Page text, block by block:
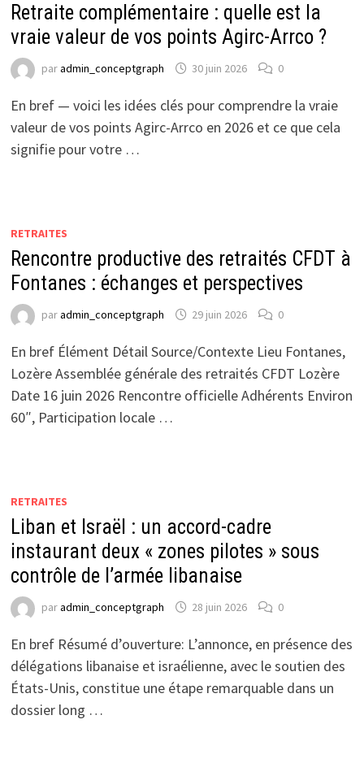
Retraite complémentaire : quelle est la
vraie valeur de vos points Agirc-Arrco ?
paradmin_conceptgraph 30 juin 2026 0
En bref — voici les idées clés pour comprendre la vraie
valeur de vos points Agirc-Arrco en 2026 et ce que cela
signifie pour votre …
RETRAITES
Rencontre productive des retraités CFDT à
Fontanes : échanges et perspectives
paradmin_conceptgraph 29 juin 2026 0
En bref Élément Détail Source/Contexte Lieu Fontanes,
Lozère Assemblée générale des retraités CFDT Lozère
Date 16 juin 2026 Rencontre officielle Adhérents Environ
60″, Participation locale …
RETRAITES
Liban et Israël : un accord-cadre
instaurant deux « zones pilotes » sous
contrôle de l’armée libanaise
paradmin_conceptgraph 28 juin 2026 0
En bref Résumé d’ouverture: L’annonce, en présence des
délégations libanaise et israélienne, avec le soutien des
États-Unis, constitue une étape remarquable dans un
dossier long …